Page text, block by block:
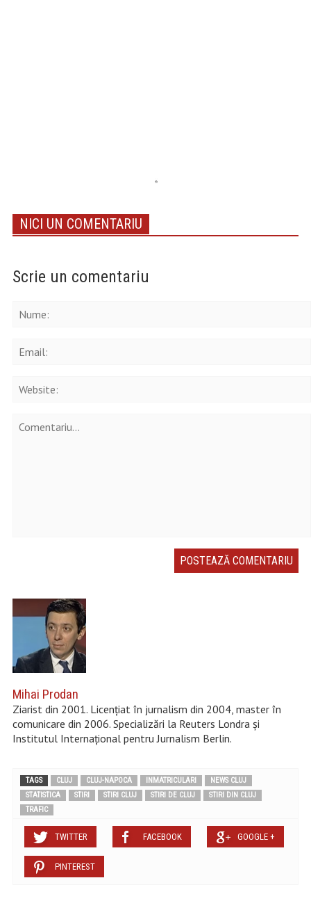
NICI UN COMENTARIU
Scrie un comentariu
Mihai Prodan
Ziarist din 2001. Licențiat în jurnalism din 2004, master în
comunicare din 2006. Specializări la Reuters Londra și
Institutul Internațional pentru Jurnalism Berlin.
TAGS CLUJ CLUJ-NAPOCA INMATRICULARI
NEWS CLUJ
STATISTICA
STIRI STIRI CLUJ STIRI DE CLUJ
STIRI DIN CLUJ
TRAFIC
TWITTER FACEBOOK GOOGLE +
PINTEREST